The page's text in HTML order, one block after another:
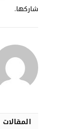
شاركها.
المقالات